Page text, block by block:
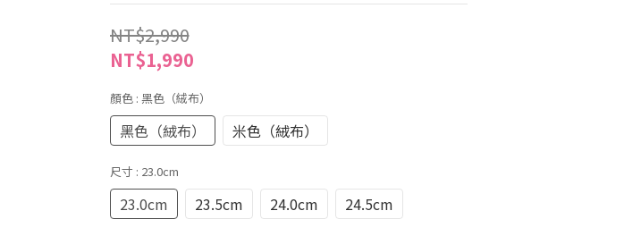
NT$2,990
NT$1,990
顏色 : 黑色（絨布）
黑色（絨布） 米色（絨布）
尺寸 : 23.0cm
23.0cm 23.5cm 24.0cm 24.5cm